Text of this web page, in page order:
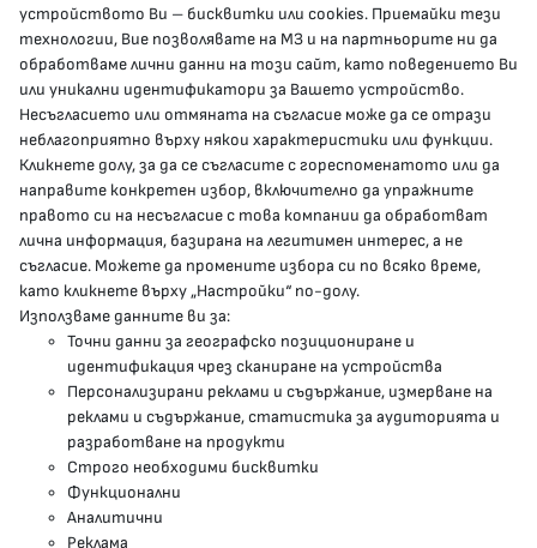
гр.София, 1000, пл. „Света Неделя“ №5
delovodstvo@mh.government.bg
presscenter@mh.government.bg
МЗ В СОЦИАЛНИТЕ МРЕЖИ
Facebook страница
Instragram профил
YouTube канал
Threads профил
Карта на сайта
Бисквитки
устройството Ви – бисквитки или cookies. Приемайки тези
технологии, Вие позволявате на МЗ и на партньорите ни да
обработваме лични данни на този сайт, като поведението Ви
или уникални идентификатори за Вашето устройство.
Несъгласието или отмяната на съгласие може да се отрази
неблагоприятно върху някои характеристики или функции.
Кликнете долу, за да се съгласите с гореспоменатото или да
направите конкретен избор, включително да упражните
правото си на несъгласие с това компании да обработват
лична информация, базирана на легитимен интерес, а не
съгласие. Можете да промените избора си по всяко време,
като кликнете върху „Настройки“ по-долу.
Използваме данните ви за:
Точни данни за географско позициониране и
идентификация чрез сканиране на устройства
Персонализирани реклами и съдържание, измерване на
реклами и съдържание, статистика за аудиторията и
разработване на продукти
Строго необходими бисквитки
Функционални
Аналитични
Реклама